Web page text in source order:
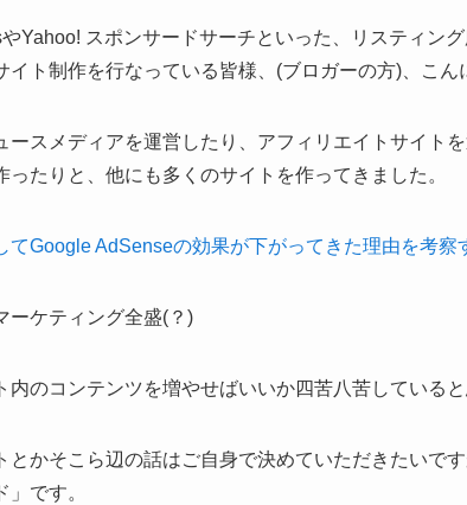
Yahoo! スポンサードサーチといった、リスティン
イト制作を行なっている皆様、(ブロガーの方)、こん
ースメディアを運営したり、アフィリエイトサイト
ったりと、他にも多くのサイトを作ってきました。
てGoogle AdSenseの効果が下がってきた理由を考察
ーケティング全盛(？)
内のコンテンツを増やせばいいか四苦八苦していると
とかそこら辺の話はご自身で決めていただきたいで
です。